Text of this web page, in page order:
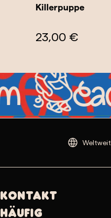
Killerpuppe
23,00 €
Kontakt
Häufig